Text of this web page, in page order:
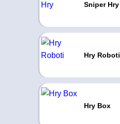
Sniper Hry
Hry Roboti
Hry Box